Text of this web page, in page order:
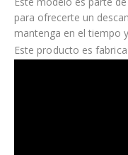
para ofrecerte un
mantenga en el tiempo
Este producto es